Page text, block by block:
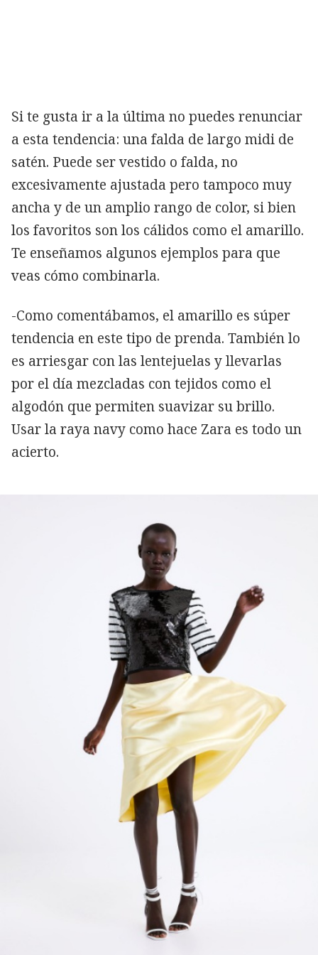
Si te gusta ir a la última no puedes renunciar
a esta tendencia: una falda de largo midi de
satén. Puede ser vestido o falda, no
excesivamente ajustada pero tampoco muy
ancha y de un amplio rango de color, si bien
los favoritos son los cálidos como el amarillo.
Te enseñamos algunos ejemplos para que
veas cómo combinarla.
-Como comentábamos, el amarillo es súper
tendencia en este tipo de prenda. También lo
es arriesgar con las lentejuelas y llevarlas
por el día mezcladas con tejidos como el
algodón que permiten suavizar su brillo.
Usar la raya navy como hace Zara es todo un
acierto.